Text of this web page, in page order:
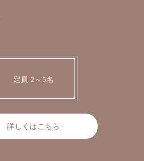
定員 2～5名
詳しくはこちら